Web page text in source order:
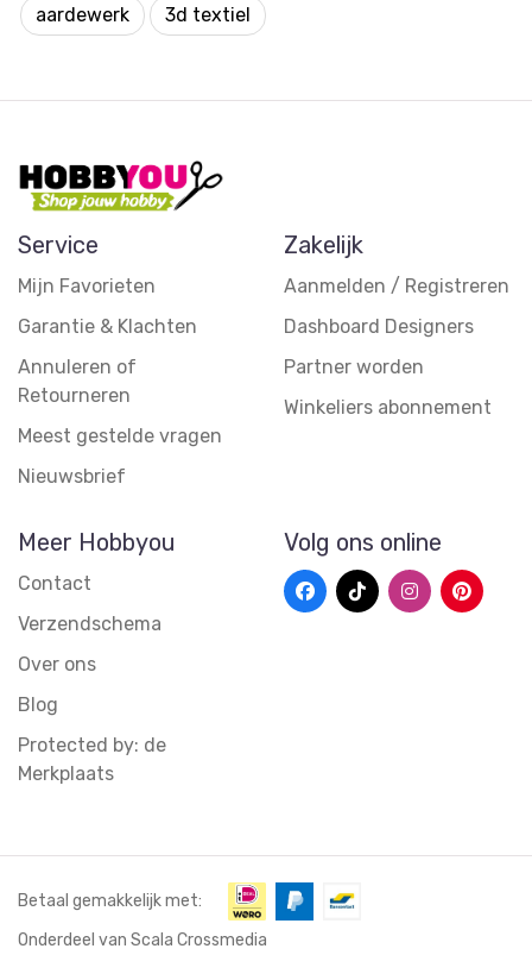
aardewerk 3d textiel
Service
Mijn Favorieten
Garantie & Klachten
Annuleren of
Retourneren
Meest gestelde vragen
Nieuwsbrief
Zakelijk
Aanmelden / Registreren
Dashboard Designers
Partner worden
Winkeliers abonnement
Meer Hobbyou
Contact
Verzendschema
Over ons
Blog
Protected by: de
Merkplaats
Volg ons online
Onderdeel van Scala Crossmedia
Betaal gemakkelijk met: